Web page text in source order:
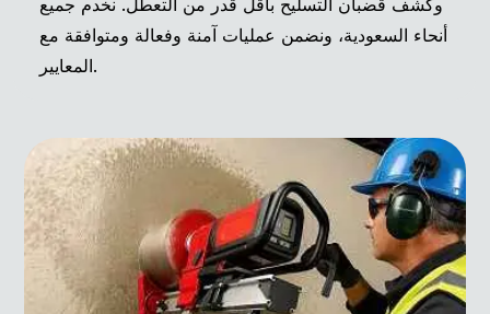
وكشف قضبان التسليح بأقل قدر من التعطل. نخدم جميع
أنحاء السعودية، ونضمن عمليات آمنة وفعالة ومتوافقة مع
المعايير.